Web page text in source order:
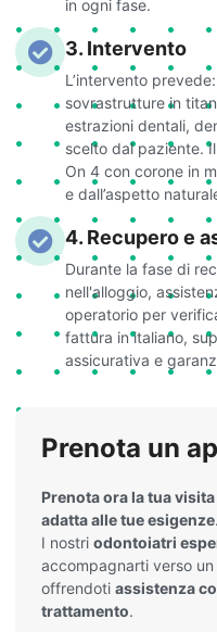
in ogni fase.
3. Intervento
L’intervento
sovrastrutture in
estrazioni dentali,
scelto dal paziente.
On 4 con corone in
e dall’aspetto
4. Recupero e
Durante la fase di
nell'alloggio,
operatorio per
fattura in italiano,
assicurativa e
Prenota un
Prenota ora la tua visita
adatta alle tue esigenze.
I nostri odontoiatri
accompagnarti verso un
offrendoti assistenza
trattamento.